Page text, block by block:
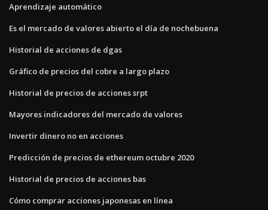
Aprendizaje automático
Es el mercado de valores abierto el día de nochebuena
Historial de acciones de dgas
Gráfico de precios del cobre a largo plazo
Historial de precios de acciones srpt
Mayores indicadores del mercado de valores
Invertir dinero no en acciones
Predicción de precios de ethereum octubre 2020
Historial de precios de acciones bas
Cómo comprar acciones japonesas en línea